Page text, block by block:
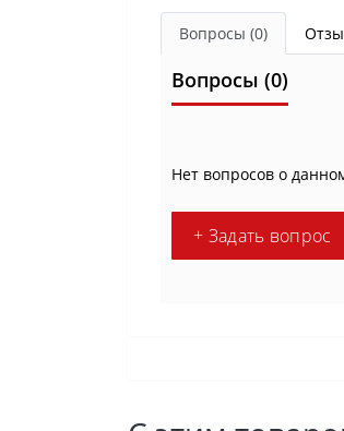
Вопросы (0)
Вопросы (0)
Нет вопросов о
+ Задать вопрос